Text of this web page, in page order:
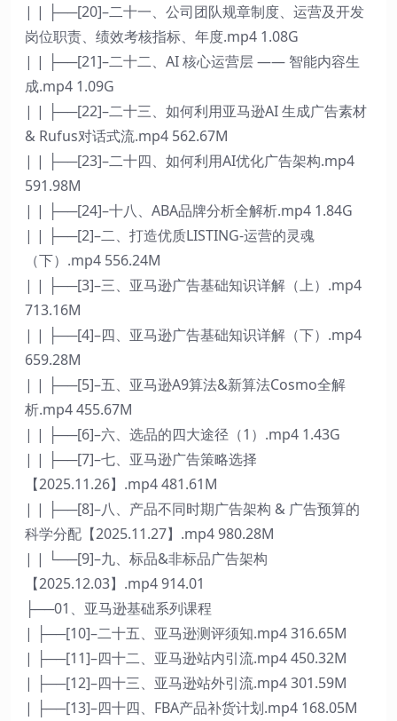
| | ├──[20]–二十一、公司团队规章制度、运营及开发
岗位职责、绩效考核指标、年度.mp4 1.08G
| | ├──[21]–二十二、AI 核心运营层 —— 智能内容生
成.mp4 1.09G
| | ├──[22]–二十三、如何利用亚马逊AI 生成广告素材
& Rufus对话式流.mp4 562.67M
| | ├──[23]–二十四、如何利用AI优化广告架构.mp4
591.98M
| | ├──[24]–十八、ABA品牌分析全解析.mp4 1.84G
| | ├──[2]–二、打造优质LISTING-运营的灵魂
（下）.mp4 556.24M
| | ├──[3]–三、亚马逊广告基础知识详解（上）.mp4
713.16M
| | ├──[4]–四、亚马逊广告基础知识详解（下）.mp4
659.28M
| | ├──[5]–五、亚马逊A9算法&新算法Cosmo全解
析.mp4 455.67M
| | ├──[6]–六、选品的四大途径（1）.mp4 1.43G
| | ├──[7]–七、亚马逊广告策略选择
【2025.11.26】.mp4 481.61M
| | ├──[8]–八、产品不同时期广告架构 & 广告预算的
科学分配【2025.11.27】.mp4 980.28M
| | └──[9]–九、标品&非标品广告架构
【2025.12.03】.mp4 914.01
├──01、亚马逊基础系列课程
| ├──[10]–二十五、亚马逊测评须知.mp4 316.65M
| ├──[11]–四十二、亚马逊站内引流.mp4 450.32M
| ├──[12]–四十三、亚马逊站外引流.mp4 301.59M
| ├──[13]–四十四、FBA产品补货计划.mp4 168.05M